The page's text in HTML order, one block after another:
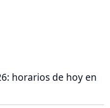
horarios de hoy en